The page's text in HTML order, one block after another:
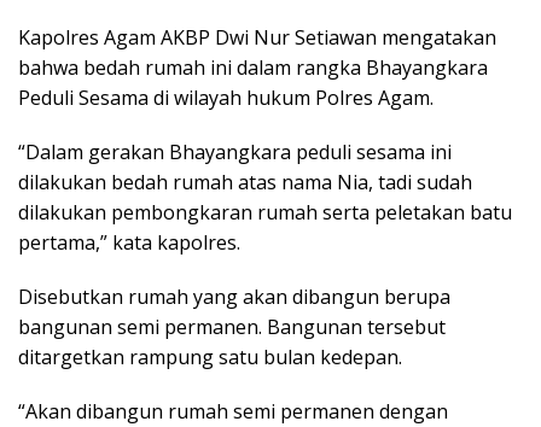
Kapolres Agam AKBP Dwi Nur Setiawan mengatakan
bahwa bedah rumah ini dalam rangka Bhayangkara
Peduli Sesama di wilayah hukum Polres Agam.
“Dalam gerakan Bhayangkara peduli sesama ini
dilakukan bedah rumah atas nama Nia, tadi sudah
dilakukan pembongkaran rumah serta peletakan batu
pertama,” kata kapolres.
Disebutkan rumah yang akan dibangun berupa
bangunan semi permanen. Bangunan tersebut
ditargetkan rampung satu bulan kedepan.
“Akan dibangun rumah semi permanen dengan